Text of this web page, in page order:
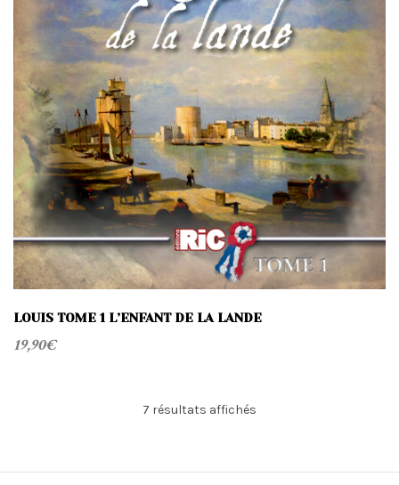
LOUIS TOME 1 L’ENFANT DE LA LANDE
19,90€
7 résultats affichés
au